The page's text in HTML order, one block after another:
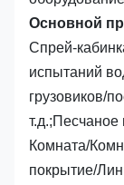
Основной
Спрей-
испытаний
грузовиков/
Комната/
покрытие/